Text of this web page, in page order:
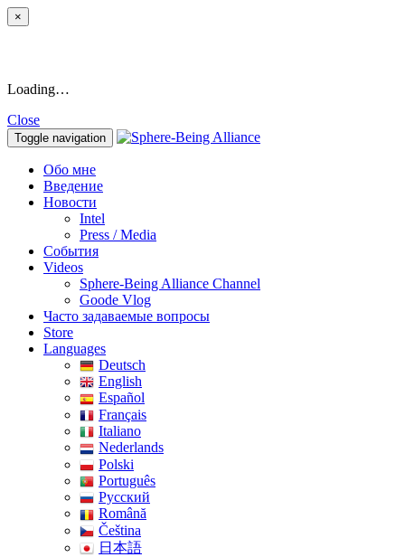
×
Loading…
Close
Toggle navigation
Обо мне
Введение
Новости
Intel
Press / Media
События
Videos
Sphere-Being Alliance Channel
Goode Vlog
Часто задаваемые вопросы
Store
Languages
Deutsch
English
Español
Français
Italiano
Nederlands
Polski
Português
Pусский
Română
Čeština
日本語